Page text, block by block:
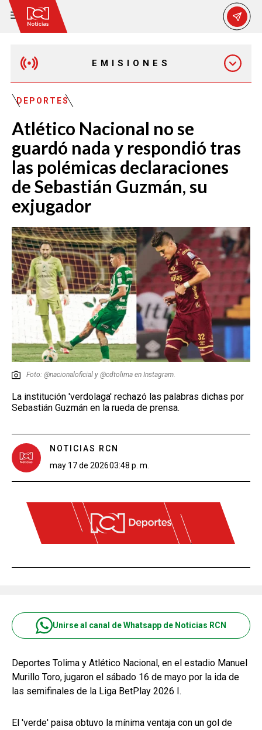
EMISIONES
EMISIÓN 7:00 PM
DEPORTES
Atlético Nacional no se
guardó nada y respondió tras
las polémicas declaraciones
de Sebastián Guzmán, su
exjugador
Foto: @nacionaloficial y @cdtolima en Instagram.
La institución 'verdolaga' rechazó las palabras dichas por
Sebastián Guzmán en la rueda de prensa.
NOTICIAS RCN
may 17 de 202603:48 p. m.
Unirse al canal de Whatsapp de Noticias RCN
Deportes Tolima y Atlético Nacional, en el estadio Manuel
Murillo Toro, jugaron el sábado 16 de mayo por la ida de
las semifinales de la Liga BetPlay 2026 I.
El 'verde' paisa obtuvo la mínima ventaja con un gol de